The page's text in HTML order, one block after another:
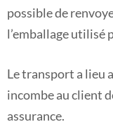
possible de
l’emballage utilisé
Le transport a lieu
incombe au client
assurance.